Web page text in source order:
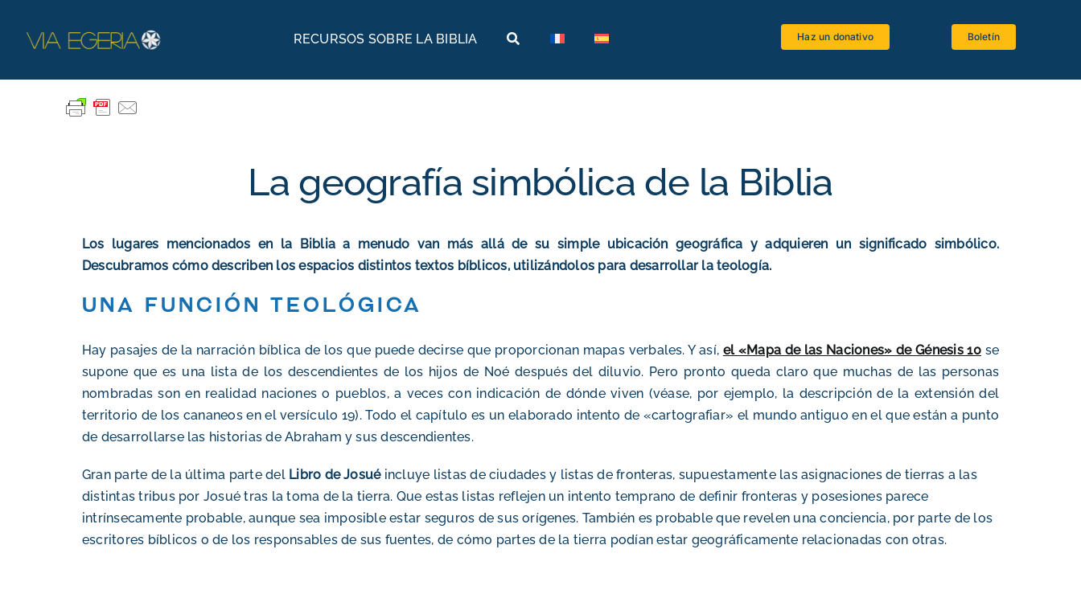
content
RECURSOS SOBRE LA BIBLIA
La Biblia en el Arte
Geografía Egipto
Israel La Biblia y el Magisterio
Haz un donativo Boletín
La geografía simbólica de la Biblia
Los lugares mencionados en la Biblia a menudo van más allá de su simple ubicación geográfica y adquieren un significado simbólico.
Descubramos cómo describen los espacios distintos textos bíblicos, utilizándolos para desarrollar la teología.
Una función teológica
Hay pasajes de la narración bíblica de los que puede decirse que proporcionan mapas verbales. Y así, el «Mapa de las Naciones» de Génesis 10se
supone que es una lista de los descendientes de los hijos de Noé después del diluvio. Pero pronto queda claro que muchas de las personas
nombradas son en realidad naciones o pueblos, a veces con indicación de dónde viven (véase, por ejemplo, la descripción de la extensión del
territorio de los cananeos en el versículo 19). Todo el capítulo es un elaborado intento de «cartografiar» el mundo antiguo en el que están a punto
de desarrollarse las historias de Abraham y sus descendientes.
Gran parte de la última parte del Libro de Josué incluye listas de ciudades y listas de fronteras, supuestamente las asignaciones de tierras a las
distintas tribus por Josué tras la toma de la tierra. Que estas listas reflejen un intento temprano de definir fronteras y posesiones parece
intrínsecamente probable, aunque sea imposible estar seguros de sus orígenes. También es probable que revelen una conciencia, por parte de los
escritores bíblicos o de los responsables de sus fuentes, de cómo partes de la tierra podían estar geográficamente relacionadas con otras.